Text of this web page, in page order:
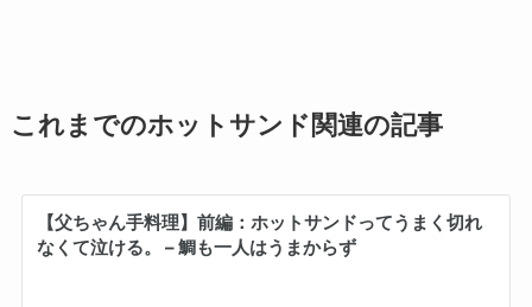
これまでのホットサンド関連の記事